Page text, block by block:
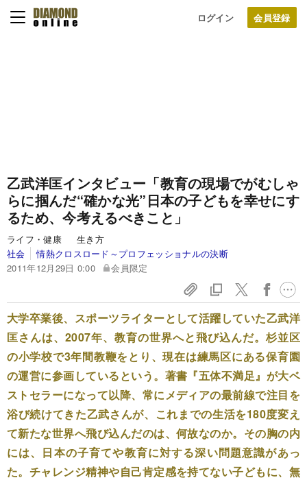
ログイン
乙武洋匡インタビュー 「教育の現場でがむしゃ
らに掴んだ“確かな光”日本の子どもを幸せにす
るため、今考えるべきこと」
ライフ・健康 生き方
社会
情熱クロスロード～プロフェッショナルの決断
2011年12月29日 0:00
会員限定
大学卒業後、スポーツライターとして活躍していた乙武洋
匡さんは、2007年、教育の世界へと飛び込んだ。杉並区
の小学校で3年間教鞭をとり、現在は練馬区にある保育園
の運営に参画しているという。著書『五体不満足』が大ベ
ストセラーになって以降、常にメディアの最前線で注目を
浴び続けてきた乙武さんが、これまでの生活を180度変え
て新たな世界へ飛び込んだのは、何故なのか。その胸の内
には、日本の子育てや教育に対する深い問題意識があっ
た。チャレンジ精神や自己肯定感を持てない子どもに、無